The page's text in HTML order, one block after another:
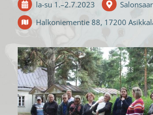
la-su 1.–2.7.2023
Halkoniementie 88, 17200